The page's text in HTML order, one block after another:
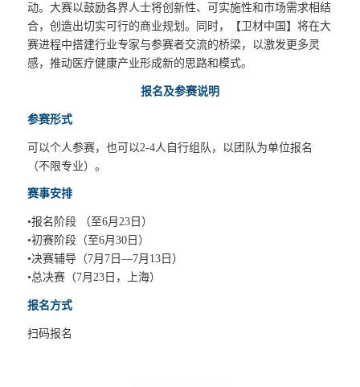
动。大赛以鼓励各界人士将创新性、可实施性和市场需求相结
合，创造出切实可行的商业规划。同时，【卫材中国】将在大
赛进程中搭建行业专家与参赛者交流的桥梁，以激发更多灵
感，推动医疗健康产业形成新的思路和模式。
报名及参赛说明
参赛形式
可以个人参赛，也可以2-4人自行组队，以团队为单位报名
（不限专业）。
赛事安排
•报名阶段 （至6月23日）
•初赛阶段（至6月30日）
•决赛辅导（7月7日—7月13日）
•总决赛（7月23日，上海）
报名方式
扫码报名